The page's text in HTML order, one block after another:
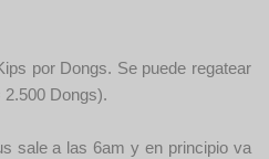
por Dongs. Se puede regatear
Dongs).
sale a las 6am y en principio va